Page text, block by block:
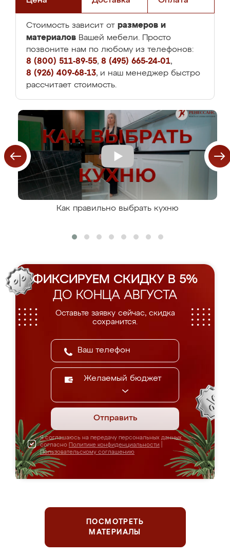
Стоимость зависит от размеров и
материалов Вашей мебели. Просто
позвоните нам по любому из телефонов:
8 (800) 511-89-55, 8 (495) 665-24-01,
8 (926) 409-68-13, и наш менеджер быстро
рассчитает стоимость.
Как правильно выбрать кухню
ФИКСИРУЕМ СКИДКУ В 5%
ДО КОНЦА АВГУСТА
Оставьте заявку сейчас, скидка
сохранится.
Желаемый бюджет
Отправить
Я соглашаюсь на передачу персональных данных
согласно Политике конфиденциальности
Пользовательскому соглашению
ПОСМОТРЕТЬ
МАТЕРИАЛЫ